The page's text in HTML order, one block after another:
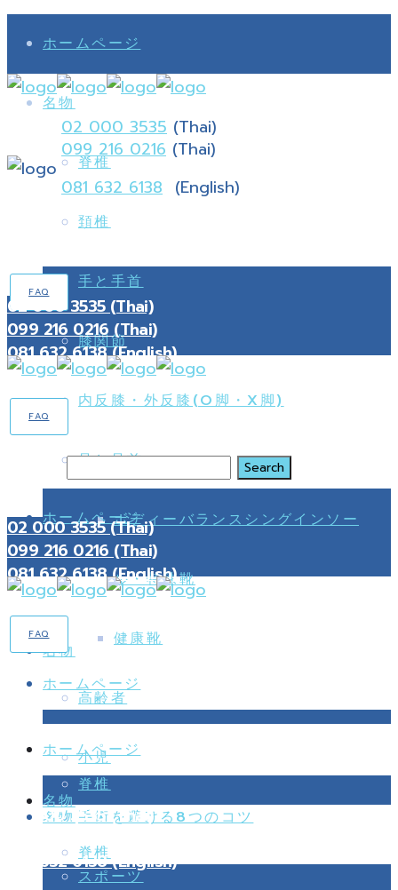
ホームページ
名物
脊椎
頚椎
手と手首
膝関節
内反膝・外反膝(O脚・X脚)
足と足首
ボディーバランスシングインソー
ル・特殊靴
健康靴
高齢者
小児
手術を避ける8つのコツ
スポーツ
02 000 3535 (Thai)
099 216 0216 (Thai)
081 632 6138 (English)
FAQ
02 000 3535 (Thai)
099 216 0216 (Thai)
081 632 6138 (English)
FAQ
ホームページ
名物
脊椎
02 000 3535 (Thai)
099 216 0216 (Thai)
081 632 6138 (English)
FAQ
ホームページ
名物
ホームページ
名物
脊椎
02 000 3535 (Thai)
081 632 6138 (English)